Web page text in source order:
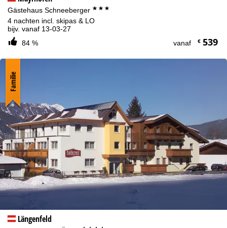
Gästehaus Schneeberger ***
4 nachten incl. skipas & LO
bijv. vanaf 13-03-27
84 %
vanaf €539
Längenfeld
Familie